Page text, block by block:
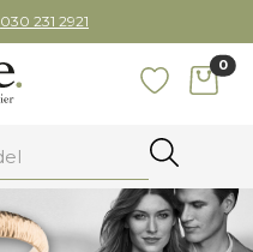
030 231 2921
0
Zoeken